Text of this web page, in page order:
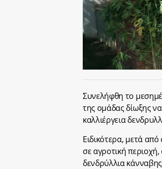
Συνελήφθη το
της ομάδας δίωξης
καλλιέργεια
Ειδικότερα, μετά
σε αγροτική
δενδρύλλια